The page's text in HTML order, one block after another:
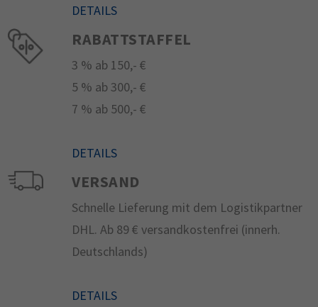
DETAILS
RABATTSTAFFEL
3 % ab 150,- €
5 % ab 300,- €
7 % ab 500,- €
DETAILS
VERSAND
Schnelle Lieferung mit dem Logistikpartner
DHL. Ab 89 € versandkostenfrei (innerh.
Deutschlands)
DETAILS